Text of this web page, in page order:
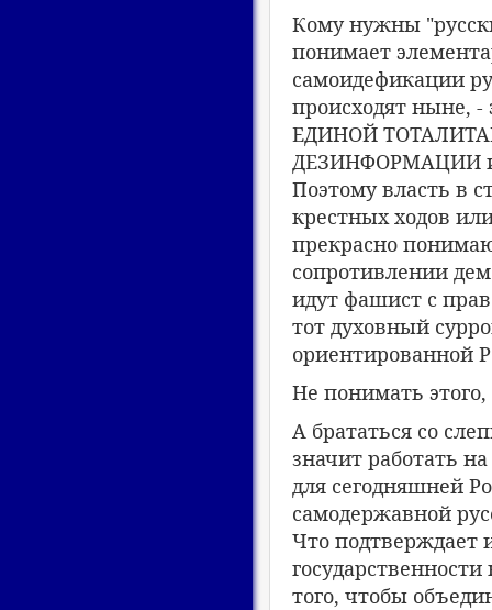
Кому нужны
понимает
самоидефикации
происходят ныне,
ЕДИНОЙ
ДЕЗИНФОРМАЦИИ
Поэтому власть в
крестных ходов
прекрасно
сопротивлении
идут фашист с
тот духовный
ориентированной
Не понимать
А брататься со
значит работать
для сегодняшней
самодержавной
Что подтверждает
того, чтобы